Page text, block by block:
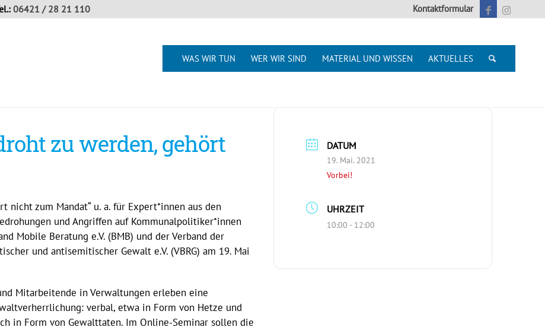
Kontaktformular
06421 / 28 21 110
WAS WIR TUN WER WIR SIND MATERIAL UND WISSEN AKTUELLES
zu werden, gehört
nicht zum Mandat“ u. a. für Expert*innen aus den
und Angriffen auf Kommunalpolitiker*innen
Mobile Beratung e.V. (BMB) und der Verband der
und antisemitischer Gewalt e.V. (VBRG) am 19. Mai
Mitarbeitende in Verwaltungen erleben eine
verbal, etwa in Form von Hetze und
in Form von Gewalttaten. Im Online-Seminar sollen die
DATUM
19. Mai. 2021
Vorbei!
UHRZEIT
10:00 - 12:00